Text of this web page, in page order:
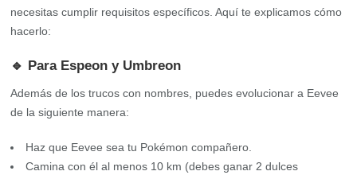
necesitas cumplir requisitos específicos. Aquí te explicamos cómo
hacerlo:
🔹 Para Espeon y Umbreon
Además de los trucos con nombres, puedes evolucionar a Eevee
de la siguiente manera:
Haz que Eevee sea tu Pokémon compañero.
Camina con él al menos 10 km (debes ganar 2 dulces